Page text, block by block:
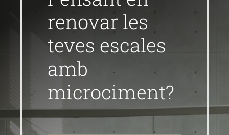
renovar les
teves escales
amb
microciment?